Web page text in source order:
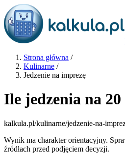
Strona główna /
Kulinarne /
Jedzenie na imprezę
Ile jedzenia na 20
kalkula.pl/kulinarne/jedzenie-na-
Wynik ma charakter orientacyjny.
źródłach przed podjęciem decyzji.